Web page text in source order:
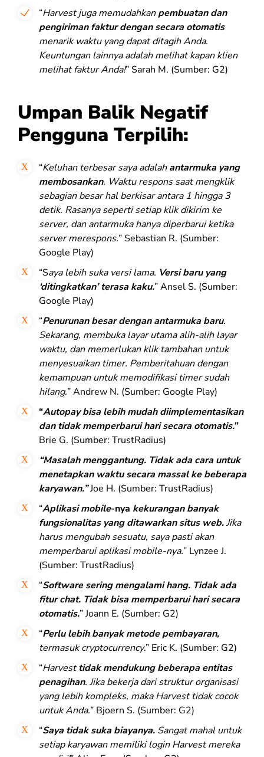
“Harvest juga memudahkanpembuatan dan
pengiriman faktur dengan secara otomatis
menarik waktu yang dapat ditagih Anda.
Keuntungan lainnya adalah melihat kapan klien
melihat faktur Anda!” Sarah M. (Sumber: G2)
Umpan Balik Negatif
Pengguna Terpilih:
“Keluhan terbesar saya adalahantarmuka yang
membosankan. Waktu respons saat mengklik
sebagian besar hal berkisar antara 1 hingga 3
detik. Rasanya seperti setiap klik dikirim ke
server, dan antarmuka hanya diperbarui ketika
server merespons.” Sebastian R. (Sumber:
Google Play)
“Saya lebih suka versi lama. Versi baru yang
‘ditingkatkan’ terasa kaku.” Ansel S. (Sumber:
Google Play)
“Penurunan besar dengan antarmuka baru.
Sekarang, membuka layar utama alih-alih layar
waktu, dan memerlukan klik tambahan untuk
menyesuaikan timer. Pemberitahuan dengan
kemampuan untuk memodifikasi timer sudah
hilang.” Andrew N. (Sumber: Google Play)
“Autopay bisa lebih mudah diimplementasikan
dan tidak memperbarui hari secara otomatis.”
Brie G. (Sumber: TrustRadius)
“Masalah menggantung. Tidak ada cara untuk
menetapkan waktu secara massal ke beberapa
karyawan.”Joe H. (Sumber: TrustRadius)
“Aplikasi mobile-nya kekurangan banyak
fungsionalitas yang ditawarkan situs web.Jika
harus mengubah sesuatu, saya pasti akan
memperbarui aplikasi mobile-nya.” Lynzee J.
(Sumber: TrustRadius)
“Software sering mengalami hang. Tidak ada
fitur chat. Tidak bisa memperbarui hari secara
otomatis.” Joann E. (Sumber: G2)
“Perlu lebih banyak metode pembayaran,
termasuk cryptocurrency.” Eric K. (Sumber: G2)
“Harvesttidak mendukung beberapa entitas
penagihan. Jika bekerja dari struktur organisasi
yang lebih kompleks, maka Harvest tidak cocok
untuk Anda.” Bjoern S. (Sumber: G2)
“Saya tidak suka biayanya. Sangat mahal untuk
setiap karyawan memiliki login Harvest mereka